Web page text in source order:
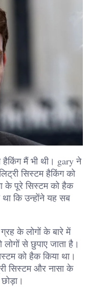
मैं भी थी। gary ने
सिस्टम हैकिंग को
के पूरे सिस्टम को हैक
कि उन्होंने यह सब
के लोगों के बारे में
से छुपाए जाता है।
को हैक किया था।
सिस्टम और नासा के